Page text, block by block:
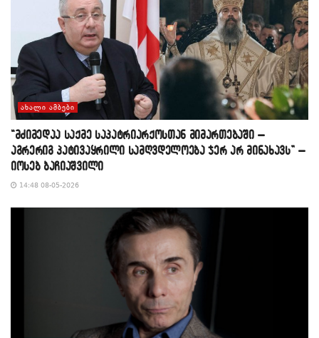
ᲐᲮᲐᲚᲘ ᲐᲛᲑᲔᲑᲘ
“მძიმედაა საქმე საპატრიარქოსთან მიმართებაში –
აგრერიგ პატივაყრილი სამღვდელოება ჯერ არ მინახავს” –
იოსებ ბაჩიაშვილი
14:48 08-05-2026